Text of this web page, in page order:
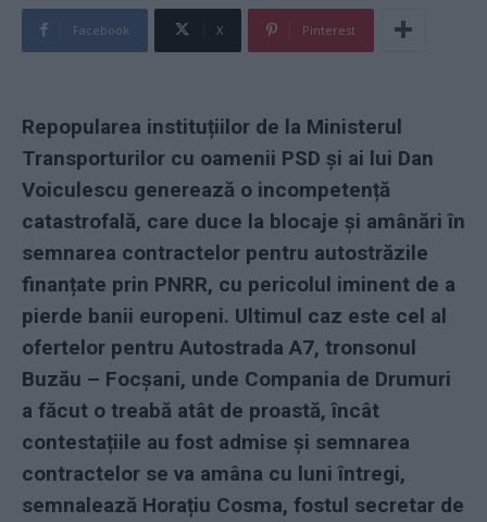
Facebook X Pinterest
Repopularea instituțiilor de la Ministerul
Transporturilor cu oamenii PSD și ai lui Dan
Voiculescu generează o incompetență
catastrofală, care duce la blocaje și amânări în
semnarea contractelor pentru autostrăzile
finanțate prin PNRR, cu pericolul iminent de a
pierde banii europeni. Ultimul caz este cel al
ofertelor pentru Autostrada A7, tronsonul
Buzău – Focșani, unde Compania de Drumuri
a făcut o treabă atât de proastă, încât
contestațiile au fost admise și semnarea
contractelor se va amâna cu luni întregi,
semnalează Horațiu Cosma, fostul secretar de